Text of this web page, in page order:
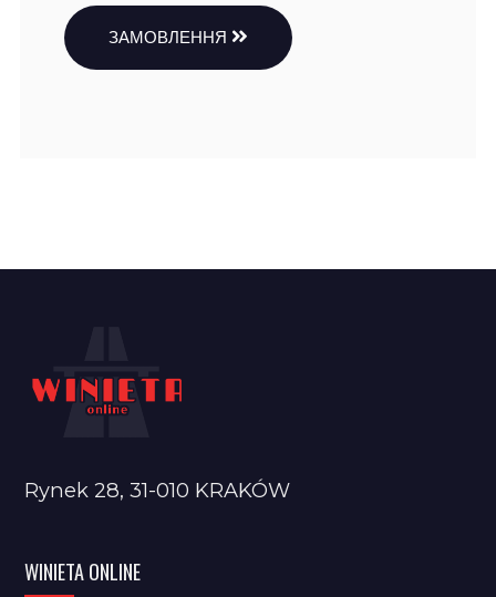
ЗАМОВЛЕННЯ
Rynek 28, 31-010 KRAKÓW
WINIETA ONLINE